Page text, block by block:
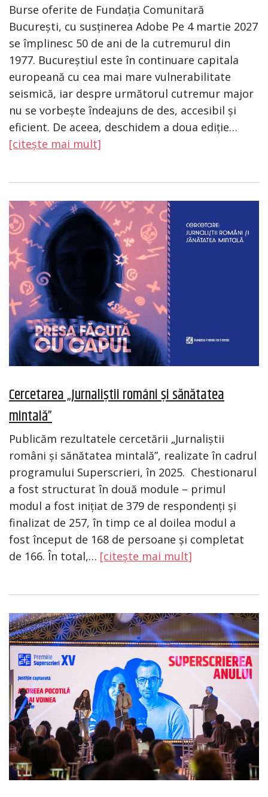
Burse oferite de Fundația Comunitară
București, cu susținerea Adobe Pe 4 martie 2027
se împlinesc 50 de ani de la cutremurul din
1977. Bucureștiul este în continuare capitala
europeană cu cea mai mare vulnerabilitate
seismică, iar despre următorul cutremur major
nu se vorbește îndeajuns de des, accesibil și
eficient. De aceea, deschidem a doua ediție…
[citește mai mult]
Cercetarea „Jurnaliștii români și sănătatea
mintală”
Publicăm rezultatele cercetării „Jurnaliștii
români și sănătatea mintală”, realizate în cadrul
programului Superscrieri, în 2025. Chestionarul
a fost structurat în două module – primul
modul a fost inițiat de 379 de respondenți și
finalizat de 257, în timp ce al doilea modul a
fost început de 168 de persoane și completat
de 166. În total,… [citește mai mult]